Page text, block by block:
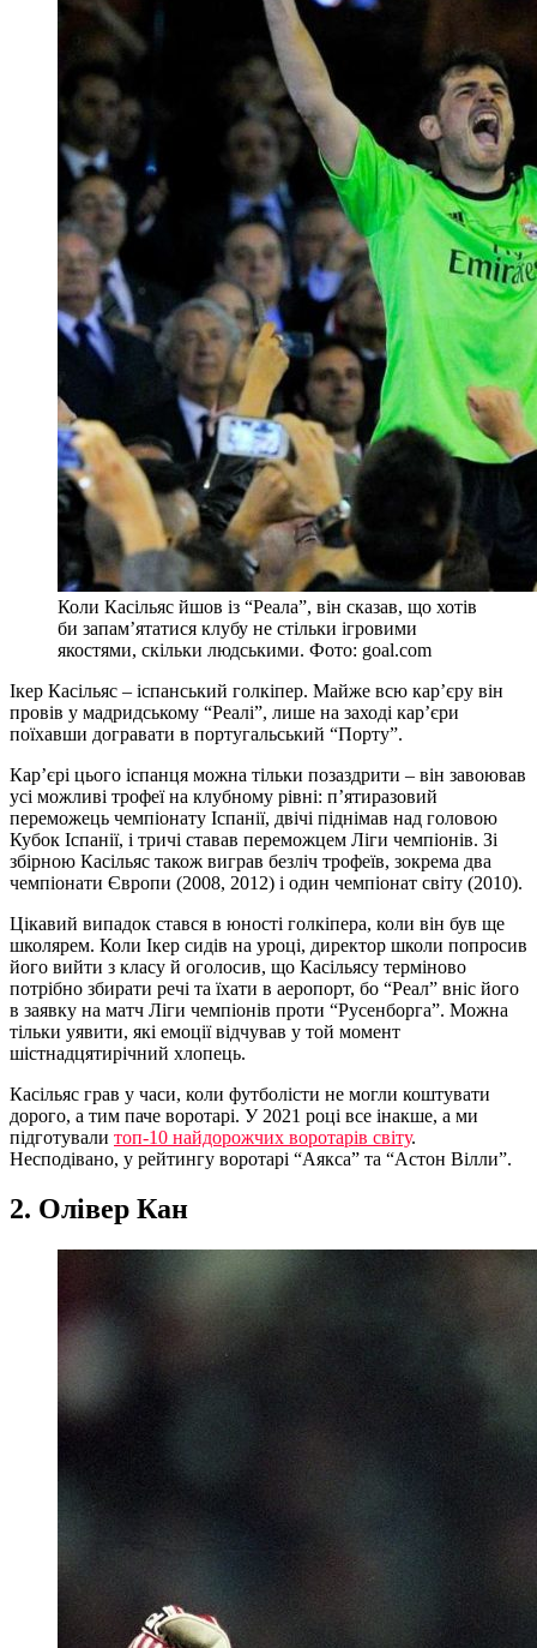
Коли Касільяс йшов із “Реала”, він сказав, що хотів
би запам’ятатися клубу не стільки ігровими
якостями, скільки людськими. Фото: goal.com
Ікер Касільяс – іспанський голкіпер. Майже всю кар’єру він
провів у мадридському “Реалі”, лише на заході кар’єри
поїхавши догравати в португальський “Порту”.
Кар’єрі цього іспанця можна тільки позаздрити – він завоював
усі можливі трофеї на клубному рівні: п’ятиразовий
переможець чемпіонату Іспанії, двічі піднімав над головою
Кубок Іспанії, і тричі ставав переможцем Ліги чемпіонів. Зі
збірною Касільяс також виграв безліч трофеїв, зокрема два
чемпіонати Європи (2008, 2012) і один чемпіонат світу (2010).
Цікавий випадок стався в юності голкіпера, коли він був ще
школярем. Коли Ікер сидів на уроці, директор школи попросив
його вийти з класу й оголосив, що Касільясу терміново
потрібно збирати речі та їхати в аеропорт, бо “Реал” вніс його
в заявку на матч Ліги чемпіонів проти “Русенборга”. Можна
тільки уявити, які емоції відчував у той момент
шістнадцятирічний хлопець.
Касільяс грав у часи, коли футболісти не могли коштувати
дорого, а тим паче воротарі. У 2021 році все інакше, а ми
підготували топ-10 найдорожчих воротарів світу.
Несподівано, у рейтингу воротарі “Аякса” та “Астон Вілли”.
2. Олівер Кан